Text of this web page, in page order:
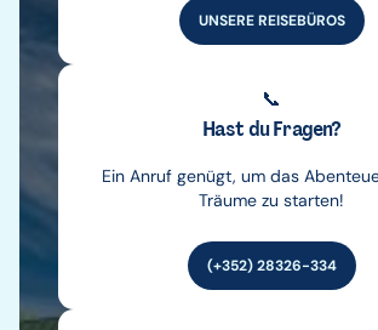
UNSERE REISEBÜROS
📞
Hast du Fragen?
Ein Anruf genügt, um das
Träume zu starten!
(+352) 28326-334